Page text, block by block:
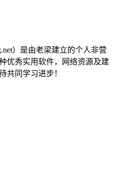
）是由老梁建立的个人非营
优秀实用软件，网络资源及建
共同学习进步！